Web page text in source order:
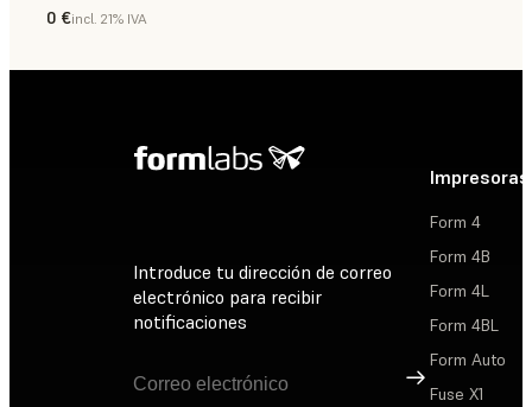
Odontología
0 €incl. 21% IVA
Introduce tu dirección de correo
electrónico para recibir
notificaciones
Suscribirse
Impresoras
Form 4
Form 4B
Form 4L
Form 4BL
Form Auto
Fuse X1